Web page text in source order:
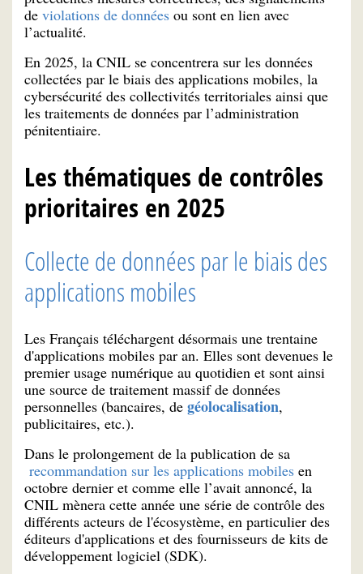
de violations de données ou sont en lien avec
l’actualité.
En 2025, la CNIL se concentrera sur les données
collectées par le biais des applications mobiles, la
cybersécurité des collectivités territoriales ainsi que
les traitements de données par l’administration
pénitentiaire.
Les thématiques de contrôles
prioritaires en 2025
Collecte de données par le biais des
applications mobiles
Les Français téléchargent désormais une trentaine
d'applications mobiles par an. Elles sont devenues le
premier usage numérique au quotidien et sont ainsi
une source de traitement massif de données
personnelles (bancaires, de géolocalisation,
publicitaires, etc.).
Dans le prolongement de la publication de sa
recommandation sur les applications mobiles en
octobre dernier et comme elle l’avait annoncé, la
CNIL mènera cette année une série de contrôle des
différents acteurs de l'écosystème, en particulier des
éditeurs d'applications et des fournisseurs de kits de
développement logiciel (SDK).